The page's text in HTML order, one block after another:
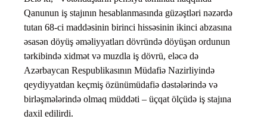
Qanunun iş stajının hesablanmasında güzəştləri nəzərdə
tutan 68-ci maddəsinin birinci hissəsinin ikinci abzasına
əsasən döyüş əməliyyatları dövründə döyüşən ordunun
tərkibində xidmət və muzdla iş dövrü, eləcə də
Azərbaycan Respublikasının Müdafiə Nazirliyində
qeydiyyatdan keçmiş özünümüdafiə dəstələrində və
birləşmələrində olmaq müddəti – üçqat ölçüdə iş stajına
daxil edilirdi.